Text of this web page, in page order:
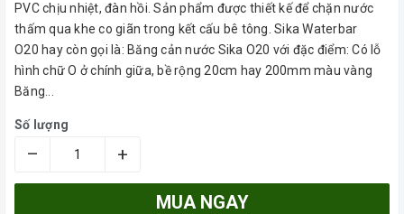
PVC chịu nhiệt, đàn hồi. Sản phẩm được thiết kế để chặn nước
thấm qua khe co giãn trong kết cấu bê tông. Sika Waterbar
O20 hay còn gọi là: Băng cản nước Sika O20 với đặc điểm: Có lỗ
hình chữ O ở chính giữa, bề rộng 20cm hay 200mm màu vàng
Băng...
Số lượng
– +
MUA NGAY